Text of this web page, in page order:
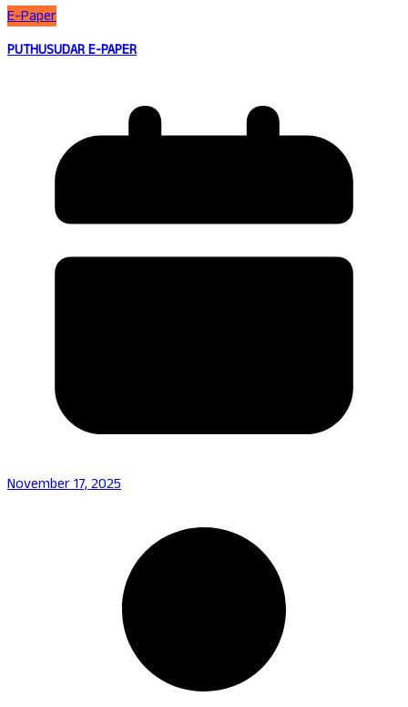
E-Paper
PUTHUSUDAR E-PAPER
November 17, 2025